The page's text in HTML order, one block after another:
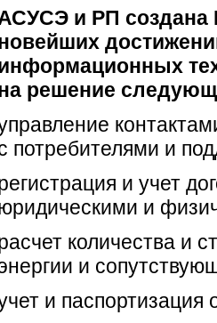
и РП создана
решение
потребителями и
и учет
и
количества и
и
и паспортизация